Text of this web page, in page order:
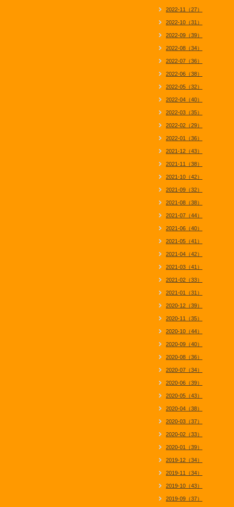
2022-11（27）
2022-10（31）
2022-09（39）
2022-08（34）
2022-07（36）
2022-06（38）
2022-05（32）
2022-04（40）
2022-03（35）
2022-02（29）
2022-01（36）
2021-12（43）
2021-11（38）
2021-10（42）
2021-09（32）
2021-08（38）
2021-07（44）
2021-06（40）
2021-05（41）
2021-04（42）
2021-03（41）
2021-02（33）
2021-01（31）
2020-12（39）
2020-11（35）
2020-10（44）
2020-09（40）
2020-08（36）
2020-07（34）
2020-06（39）
2020-05（43）
2020-04（38）
2020-03（37）
2020-02（33）
2020-01（39）
2019-12（34）
2019-11（34）
2019-10（43）
2019-09（37）